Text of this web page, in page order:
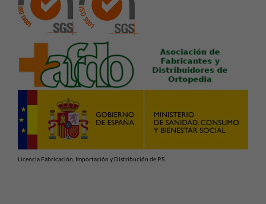
Licencia Fabricación, Importación y Distribución de P.S.